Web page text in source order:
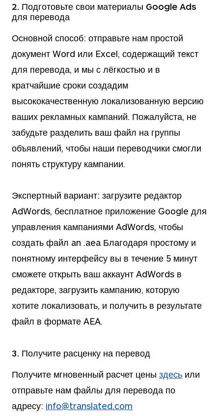
2. Подготовьте свои материалы Google Ads
для перевода
Основной способ: отправьте нам простой
документ Word или Excel, содержащий текст
для перевода, и мы с лёгкостью и в
кратчайшие сроки создадим
высококачественную локализованную версию
ваших рекламных кампаний. Пожалуйста, не
забудьте разделить ваш файл на группы
объявлений, чтобы наши переводчики смогли
понять структуру кампании.
Экспертный вариант: загрузите редактор
AdWords, бесплатное приложение Google для
управления кампаниями AdWords, чтобы
создать файл an .aea Благодаря простому и
понятному интерфейсу вы в течение 5 минут
сможете открыть ваш аккаунт AdWords в
редакторе, загрузить кампанию, которую
хотите локализовать, и получить в результате
файл в формате AEA.
3. Получите расценку на перевод
Получите мгновенный расчет цены здесь или
отправьте нам файлы для перевода по
адресу: info@translated.com